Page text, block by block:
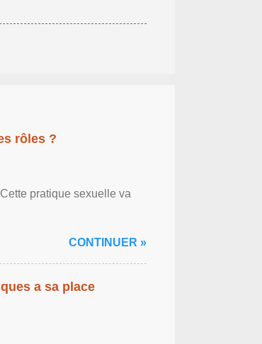
rôles ?
pratique sexuelle va
CONTINUER »
a sa place